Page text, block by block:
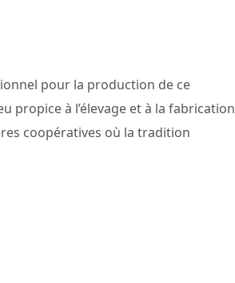
pour la production de ce
propice à l’élevage et à la fabrication
coopératives où la tradition